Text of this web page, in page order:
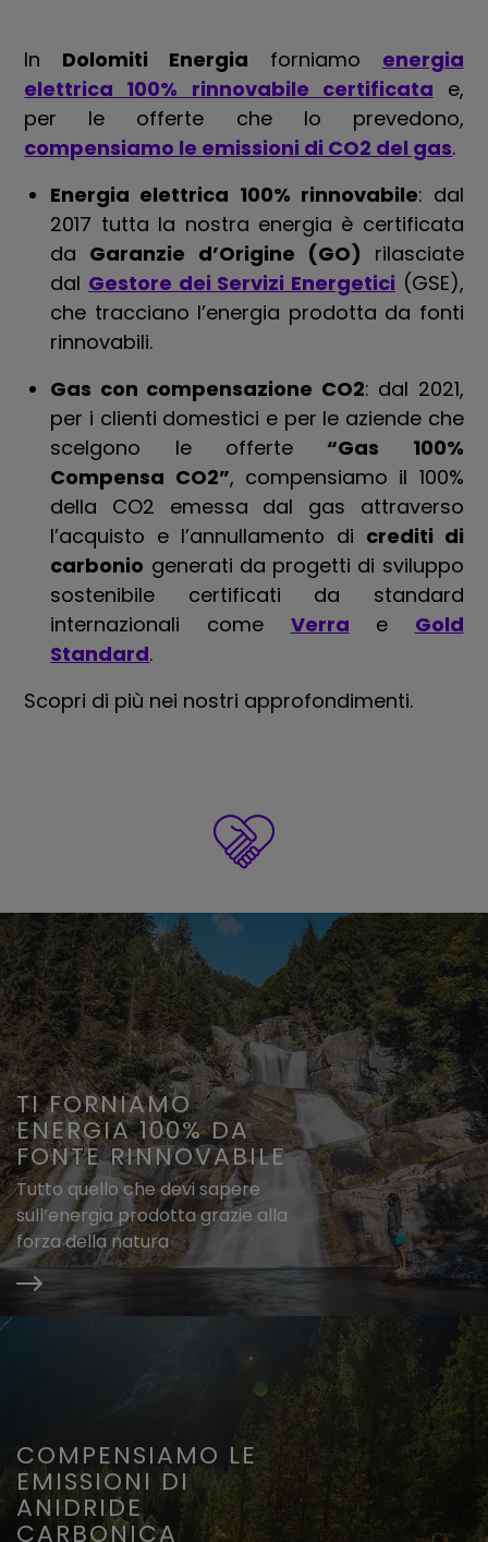
In Dolomiti Energia forniamo energia
elettrica 100% rinnovabile certificata e,
per le offerte che lo prevedono,
compensiamo le emissioni di CO2 del gas.
Energia elettrica 100% rinnovabile: dal
2017 tutta la nostra energia è certificata
da Garanzie d’Origine (GO) rilasciate
dal Gestore dei Servizi Energetici (GSE),
che tracciano l’energia prodotta da fonti
rinnovabili.
Gas con compensazione CO2: dal 2021,
per i clienti domestici e per le aziende che
scelgono le offerte “Gas 100%
Compensa CO2”, compensiamo il 100%
della CO2 emessa dal gas attraverso
l’acquisto e l’annullamento di crediti di
carbonio generati da progetti di sviluppo
sostenibile certificati da standard
internazionali come Verra e Gold
Standard.
Scopri di più nei nostri approfondimenti.
TI FORNIAMO
ENERGIA 100% DA
FONTE RINNOVABILE
Tutto quello che devi sapere
sull’energia prodotta grazie alla
forza della natura
COMPENSIAMO LE
EMISSIONI DI
ANIDRIDE
CARBONICA